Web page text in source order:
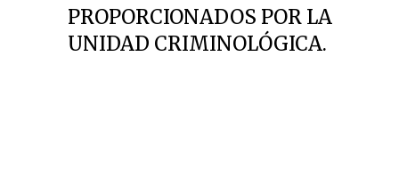
PROPORCIONADOS POR LA
UNIDAD CRIMINOLÓGICA.